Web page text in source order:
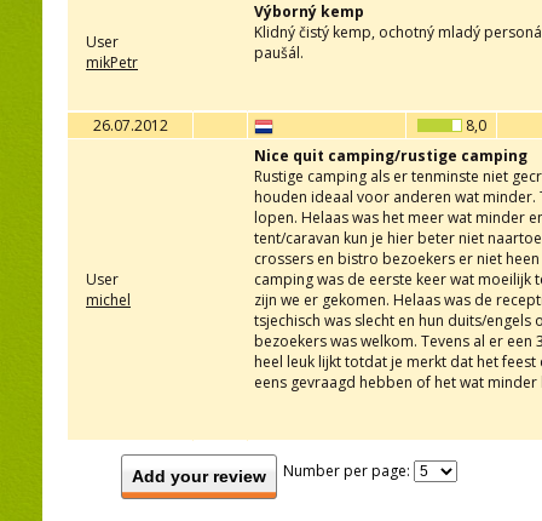
User
mikPetr
Výborný kemp
Klidný čistý kemp, ochotný mladý
paušál.
26.07.2012 8,0
User
michel
Nice quit camping/rustige camping
Rustige camping als er tenminste niet
houden ideaal voor anderen wat
lopen. Helaas was het meer wat minder
tent/caravan kun je hier beter niet
crossers en bistro bezoekers er niet
camping was de eerste keer wat moeilijk
zijn we er gekomen. Helaas was de
tsjechisch was slecht en hun duits/
bezoekers was welkom. Tevens al er
heel leuk lijkt totdat je merkt dat het
eens gevraagd hebben of het wat
Add your review Number per page: